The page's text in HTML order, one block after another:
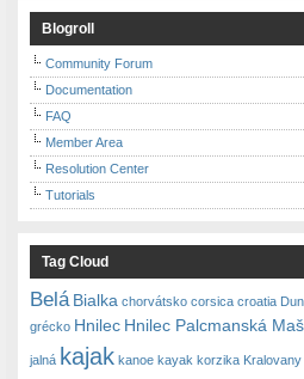
Blogroll
Community Forum
Documentation
FAQ
Member Area
Resolution Center
Tutorials
Tag Cloud
Belá Bialka chorvátsko corsica croatia
grécko Hnilec Hnilec Palcmanská
jalná kajak kanoe kayak korzika Kralovany